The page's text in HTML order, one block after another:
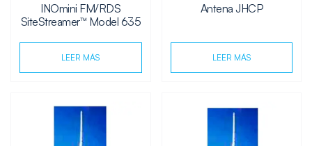
INOmini FM/RDS
SiteStreamer™ Model 635
LEER MÁS
Antena JHCP
LEER MÁS